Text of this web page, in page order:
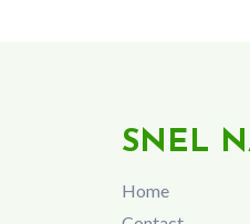
SNEL
Home